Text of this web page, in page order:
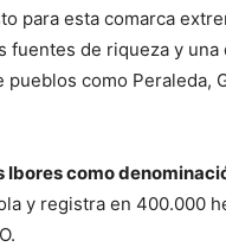
para esta comarca
fuentes de riqueza y una
como Peraleda,
Ibores como
y registra en 400.000